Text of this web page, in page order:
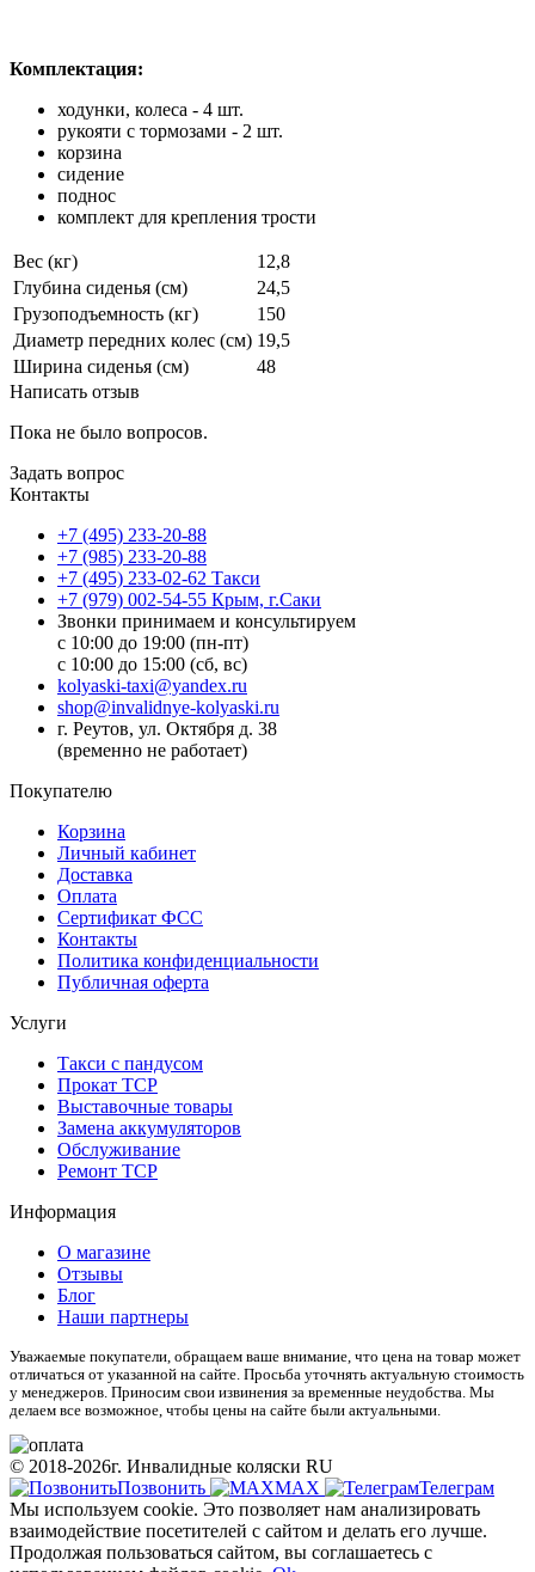
Комплектация:
ходунки, колеса - 4 шт.
рукояти с тормозами - 2 шт.
корзина
сидение
поднос
комплект для крепления трости
Вес (кг)
12,8
Глубина сиденья (см)
24,5
Грузоподъемность (кг)
150
Диаметр передних колес (см) 19,5
Ширина сиденья (см)
48
Написать отзыв
Пока не было вопросов.
Задать вопрос
Контакты
+7 (495) 233-20-88
+7 (985) 233-20-88
+7 (495) 233-02-62 Такси
+7 (979) 002-54-55 Крым, г.Саки
Звонки принимаем и консультируем
с 10:00 до 19:00 (пн-пт)
с 10:00 до 15:00 (сб, вс)
kolyaski-taxi@yandex.ru
shop@invalidnye-kolyaski.ru
г. Реутов, ул. Октября д. 38
(временно не работает)
Покупателю
Корзина
Личный кабинет
Доставка
Оплата
Сертификат ФСС
Контакты
Политика конфиденциальности
Публичная оферта
Услуги
Такси с пандусом
Прокат ТСР
Выставочные товары
Замена аккумуляторов
Обслуживание
Ремонт ТСР
Информация
О магазине
Отзывы
Блог
Наши партнеры
Уважаемые покупатели, обращаем ваше внимание, что цена на товар может
отличаться от указанной на сайте. Просьба уточнять актуальную стоимость
у менеджеров. Приносим свои извинения за временные неудобства. Мы
делаем все возможное, чтобы цены на сайте были актуальными.
© 2018-2026г. Инвалидные коляски RU
Позвонить
МАХ
Телеграм
Мы используем cookie. Это позволяет нам анализировать
взаимодействие посетителей с сайтом и делать его лучше.
Продолжая пользоваться сайтом, вы соглашаетесь с